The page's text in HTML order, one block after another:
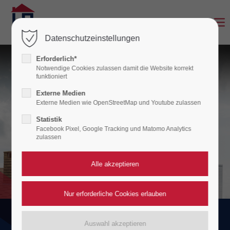
Login
Benutzername
Passwort
Anmelden
Register|Lost your password?
Support
Lorem ipsum dolor sit amet:
Hilfe per Telefon:
Schnelle Hilfe per Telefon –
Datenschutzeinstellungen
Erforderlich*
Notwendige Cookies zulassen damit die Website korrekt
funktioniert
Externe Medien
Externe Medien wie OpenStreetMap und Youtube zulassen
Statistik
Facebook Pixel, Google Tracking und Matomo Analytics
zulassen